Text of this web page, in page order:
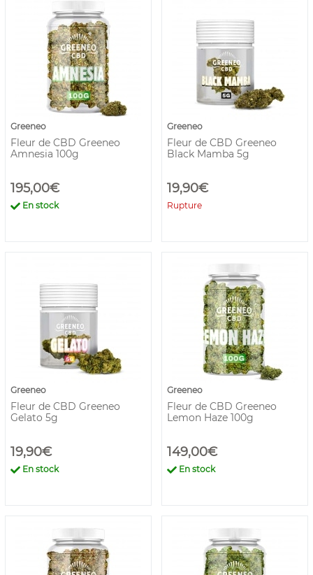
Greeneo
Fleur de CBD Greeneo
Amnesia 100g
195,00€
En stock
Greeneo
Fleur de CBD Greeneo
Black Mamba 5g
19,90€
Rupture
Greeneo
Fleur de CBD Greeneo
Gelato 5g
19,90€
En stock
Greeneo
Fleur de CBD Greeneo
Lemon Haze 100g
149,00€
En stock